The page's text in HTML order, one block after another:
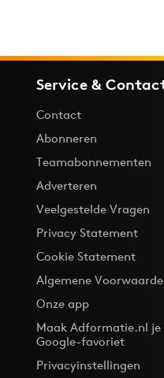
Service &
Contact
Abonneren
Teamabonnementen
Adverteren
Veelgestelde Vragen
Privacy Statement
Cookie Statement
Algemene
Onze app
Maak Adformatie.nl je
Google-favoriet
Privacyinstellingen